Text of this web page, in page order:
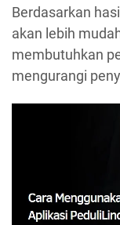
Berdasarkan
akan lebih
membutuhkan
mengurangi